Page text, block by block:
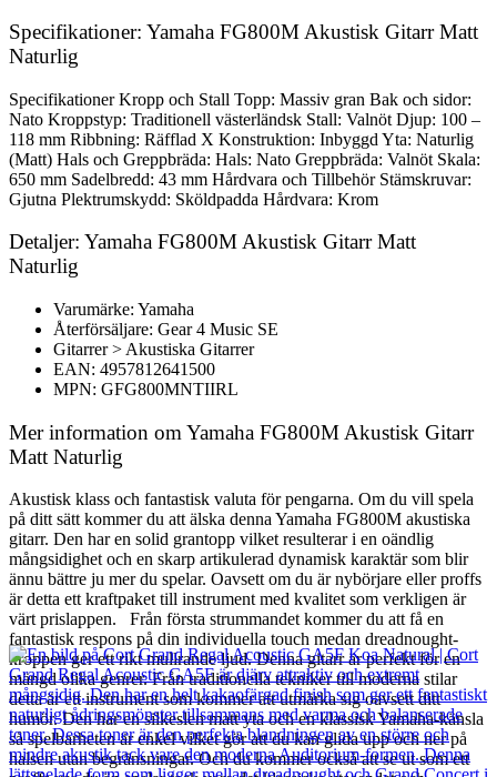
Specifikationer: Yamaha FG800M Akustisk Gitarr Matt
Naturlig
Specifikationer Kropp och Stall Topp: Massiv gran Bak och sidor:
Nato Kroppstyp: Traditionell västerländsk Stall: Valnöt Djup: 100 –
118 mm Ribbning: Räfflad X Konstruktion: Inbyggd Yta: Naturlig
(Matt) Hals och Greppbräda: Hals: Nato Greppbräda: Valnöt Skala:
650 mm Sadelbredd: 43 mm Hårdvara och Tillbehör Stämskruvar:
Gjutna Plektrumskydd: Sköldpadda Hårdvara: Krom
Detaljer: Yamaha FG800M Akustisk Gitarr Matt
Naturlig
Varumärke: Yamaha
Återförsäljare: Gear 4 Music SE
Gitarrer > Akustiska Gitarrer
EAN: 4957812641500
MPN: GFG800MNTIIRL
Mer information om Yamaha FG800M Akustisk Gitarr
Matt Naturlig
Akustisk klass och fantastisk valuta för pengarna. Om du vill spela
på ditt sätt kommer du att älska denna Yamaha FG800M akustiska
gitarr. Den har en solid grantopp vilket resulterar i en oändlig
mångsidighet och en skarp artikulerad dynamisk karaktär som blir
ännu bättre ju mer du spelar. Oavsett om du är nybörjare eller proffs
är detta ett kraftpaket till instrument med kvalitet som verkligen är
värt prislappen. Från första strummandet kommer du att få en
fantastisk respons på din individuella touch medan dreadnought-
kroppen ger ett rikt mullrande ljud. Denna gitarr är perfekt för en
mängd olika genrer. Från traditionella tekniker till moderna stilar
detta är ett instrument som kommer att utmärka sig oavsett ditt
humör. Den har en silkeslen matt yta och en klassisk Yamaha-känsla
så spelbarheten är enkel vilket gör att du kan glida upp och ner på
halsen utan begränsningar. Och du kommer också att se ut som ett